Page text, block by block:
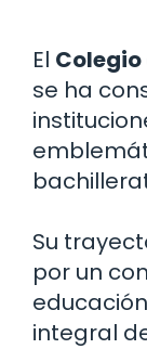
El Colegio
se ha
Su
por un
integral